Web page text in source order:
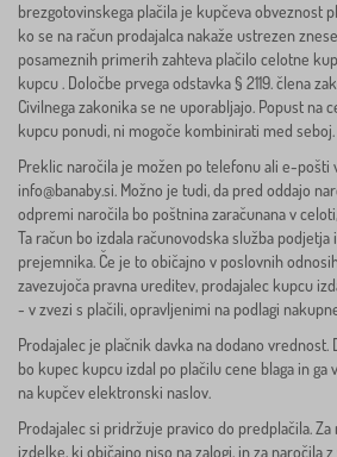
brezgotovinskega plačila je kupčeva obveznost
ko se na račun prodajalca nakaže ustrezen
posameznih primerih zahteva plačilo celotne
kupcu . Določbe prvega odstavka § 2119. člena
Civilnega zakonika se ne uporabljajo. Popust na
kupcu ponudi, ni mogoče kombinirati med seboj.
Preklic naročila je možen po telefonu ali e-pošti
info@banaby.si. Možno je tudi, da pred oddajo
odpremi naročila bo poštnina zaračunana v
Ta račun bo izdala računovodska služba podjetja
prejemnika. Če je to običajno v poslovnih
zavezujoča pravna ureditev, prodajalec kupcu
- v zvezi s plačili, opravljenimi na podlagi
Prodajalec je plačnik davka na dodano
bo kupec kupcu izdal po plačilu cene blaga in
na kupčev elektronski naslov.
Prodajalec si pridržuje pravico do predplačila.
izdelke, ki običajno niso na zalogi, in za naročila